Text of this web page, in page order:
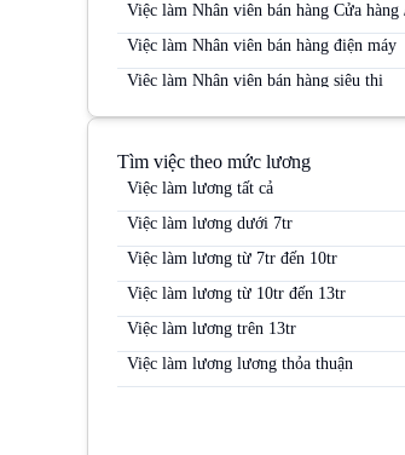
Việc làm Nhân viên bán hàng Cửa
Việc làm Nhân viên bán hàng điện máy
Việc làm Nhân viên bán hàng siêu thị
Việc làm Nhân viên bán hàng Siêu thị
Việc làm Nhân viên bán hàng trung tâm
Việc làm Nhân viên kinh doanh
Việc làm Nhân viên kinh doanh điện máy
Việc làm Nhân viên kinh doanh hàng
Việc làm Nhân viên kinh doanh kênh MT
Việc làm Nhân viên kinh doanh mỹ phẩm
Việc làm Nhân viên kinh doanh thị
Tìm việc theo mức lương
Việc làm lương tất cả
Việc làm lương dưới 7tr
Việc làm lương từ 7tr đến 10tr
Việc làm lương từ 10tr đến 13tr
Việc làm lương trên 13tr
Việc làm lương lương thỏa thuận